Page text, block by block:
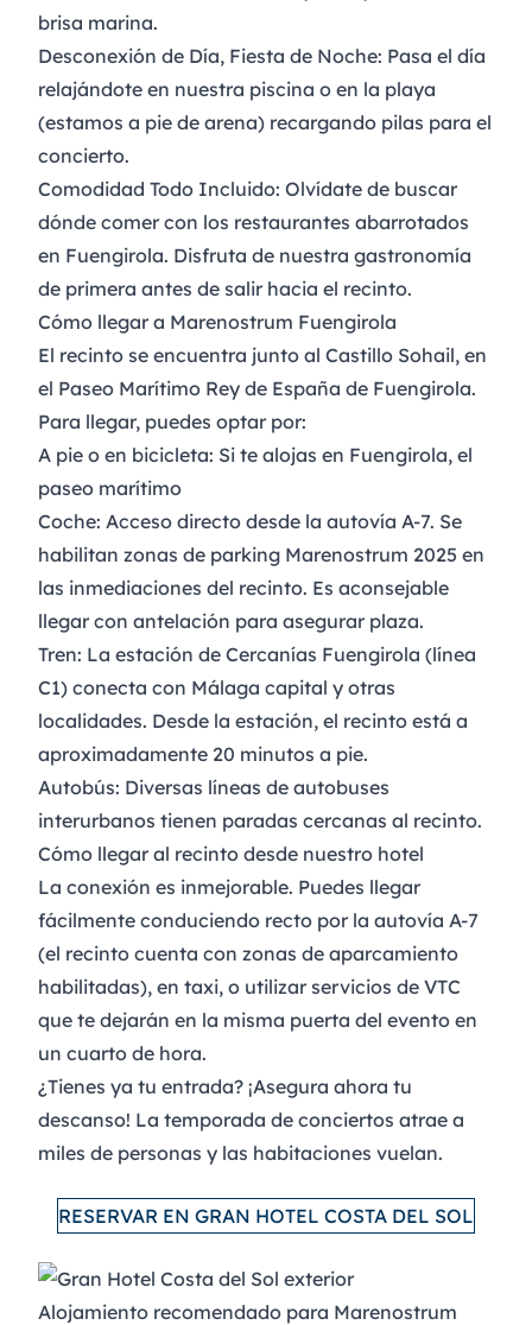
brisa marina.
Desconexión de Día, Fiesta de Noche: Pasa el día
relajándote en nuestra piscina o en la playa
(estamos a pie de arena) recargando pilas para el
concierto.
Comodidad Todo Incluido: Olvídate de buscar
dónde comer con los restaurantes abarrotados
en Fuengirola. Disfruta de nuestra gastronomía
de primera antes de salir hacia el recinto.
Cómo llegar a Marenostrum Fuengirola
El recinto se encuentra junto al Castillo Sohail, en
el Paseo Marítimo Rey de España de Fuengirola.
Para llegar, puedes optar por:​
A pie o en bicicleta: Si te alojas en Fuengirola, el
paseo marítimo
Coche: Acceso directo desde la autovía A-7. Se
habilitan zonas de parking Marenostrum 2025 en
las inmediaciones del recinto. Es aconsejable
llegar con antelación para asegurar plaza.​
Tren: La estación de Cercanías Fuengirola (línea
C1) conecta con Málaga capital y otras
localidades. Desde la estación, el recinto está a
aproximadamente 20 minutos a pie.​
Autobús: Diversas líneas de autobuses
interurbanos tienen paradas cercanas al recinto.​
Cómo llegar al recinto desde nuestro hotel
La conexión es inmejorable. Puedes llegar
fácilmente conduciendo recto por la autovía A-7
(el recinto cuenta con zonas de aparcamiento
habilitadas), en taxi, o utilizar servicios de VTC
que te dejarán en la misma puerta del evento en
un cuarto de hora.
¿Tienes ya tu entrada? ¡Asegura ahora tu
descanso! La temporada de conciertos atrae a
miles de personas y las habitaciones vuelan.
RESERVAR EN GRAN HOTEL COSTA DEL SOL
Alojamiento recomendado para Marenostrum